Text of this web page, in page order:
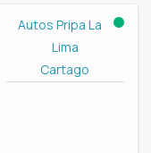
Autos Pripa La
Lima
Cartago